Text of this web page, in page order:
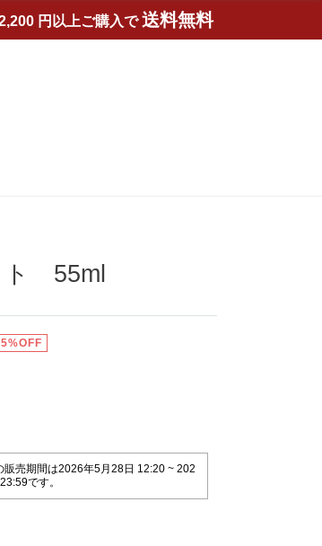
円以上ご購入で 送料無料
ト 55ml
売期間は2026年5月28日 12:20 ~ 202
です。